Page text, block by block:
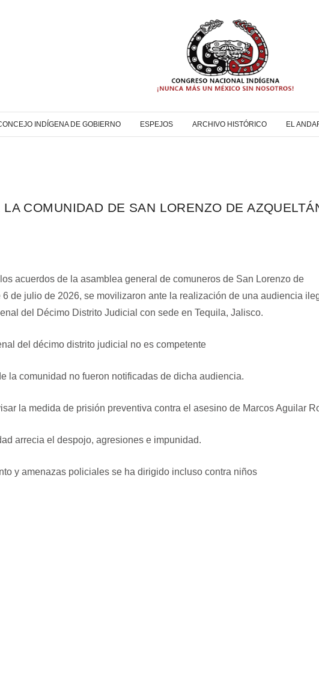
INDÍGENA DE GOBIERNO ESPEJOS ARCHIVO HISTÓRICO EL
COMUNIDAD DE SAN LORENZO DE
acuerdos de la asamblea general de comuneros de San Lorenzo de
6 de julio de 2026, se movilizaron ante la realización de una audiencia
del Décimo Distrito Judicial con sede en Tequila, Jalisco.
del décimo distrito judicial no es competente
la comunidad no fueron notificadas de dicha audiencia.
la medida de prisión preventiva contra el asesino de Marcos Aguilar
arrecia el despojo, agresiones e impunidad.
y amenazas policiales se ha dirigido incluso contra niños